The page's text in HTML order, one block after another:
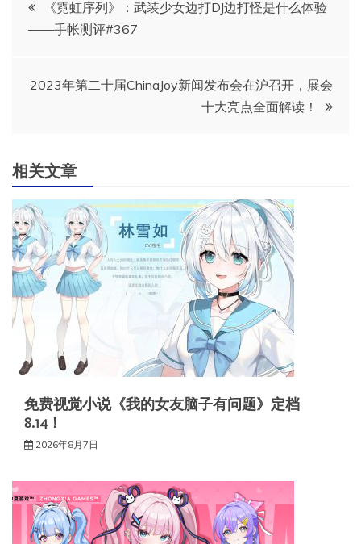
导
《霓虹序列》：武装少女边打DJ边打怪是什么体验
——手帐测评#367
2023年第二十届ChinaJoy新闻发布会在沪召开，展会
十大亮点全面解读！
相关文章
免费视觉小说《我的女友脑子有问题》定档
8.14！
2026年8月7日